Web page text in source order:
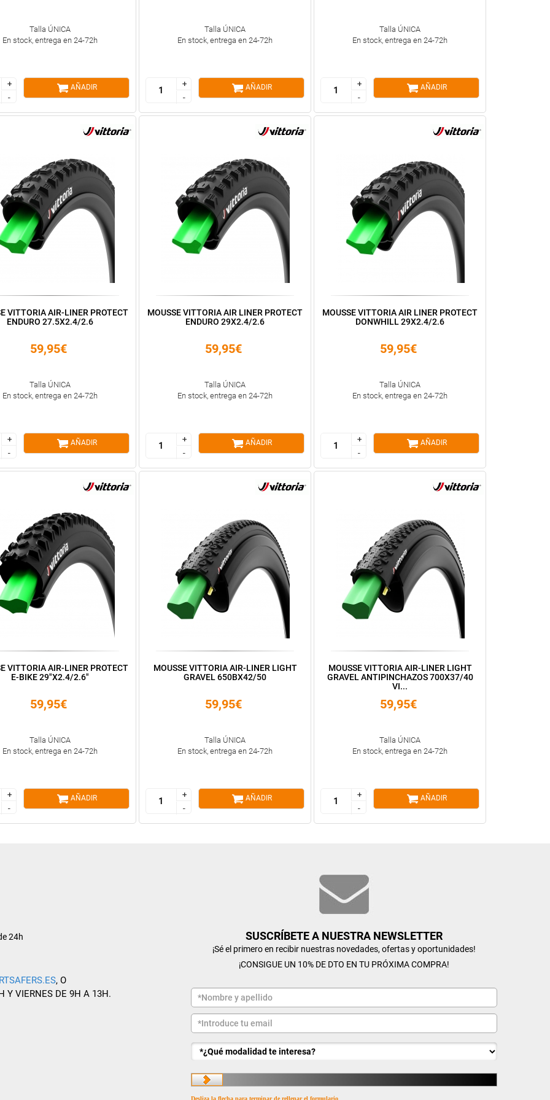
Talla ÚNICA
En stock, entrega en 24-72h
+
-
+
-
AÑADIR
Talla ÚNICA
En stock, entrega en 24-72h
+
-
+
-
AÑADIR
Talla ÚNICA
En stock, entrega en 24-72h
+
-
+
-
AÑADIR
VITTORIA AIR-LINER PROTECT
ENDURO 27.5X2.4/2.6
59,95€
Talla ÚNICA
En stock, entrega en 24-72h
+
-
+
-
AÑADIR
MOUSSE VITTORIA AIR LINER PROTECT
ENDURO 29X2.4/2.6
59,95€
Talla ÚNICA
En stock, entrega en 24-72h
+
-
+
-
AÑADIR
MOUSSE VITTORIA AIR LINER PROTECT
DONWHILL 29X2.4/2.6
59,95€
Talla ÚNICA
En stock, entrega en 24-72h
+
-
+
-
AÑADIR
VITTORIA AIR-LINER PROTECT
E-BIKE 29"X2.4/2.6"
59,95€
Talla ÚNICA
En stock, entrega en 24-72h
+
-
+
-
AÑADIR
MOUSSE VITTORIA AIR-LINER LIGHT
GRAVEL 650BX42/50
59,95€
Talla ÚNICA
En stock, entrega en 24-72h
+
-
+
-
AÑADIR
MOUSSE VITTORIA AIR-LINER LIGHT
GRAVEL ANTIPINCHAZOS 700X37/40
VI...
59,95€
Talla ÚNICA
En stock, entrega en 24-72h
+
-
+
-
AÑADIR
24h
, O
Y VIERNES DE 9H A 13H.
SUSCRÍBETE A NUESTRA NEWSLETTER
¡Sé el primero en recibir nuestras novedades, ofertas y oportunidades!
¡CONSIGUE UN 10% DE DTO EN TU PRÓXIMA COMPRA!
Desliza la flecha para terminar de rellenar el formulario